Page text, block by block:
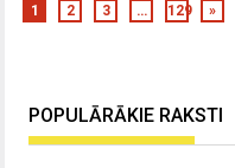
1 2 3 … 129 »
POPULĀRĀKIE RAKSTI